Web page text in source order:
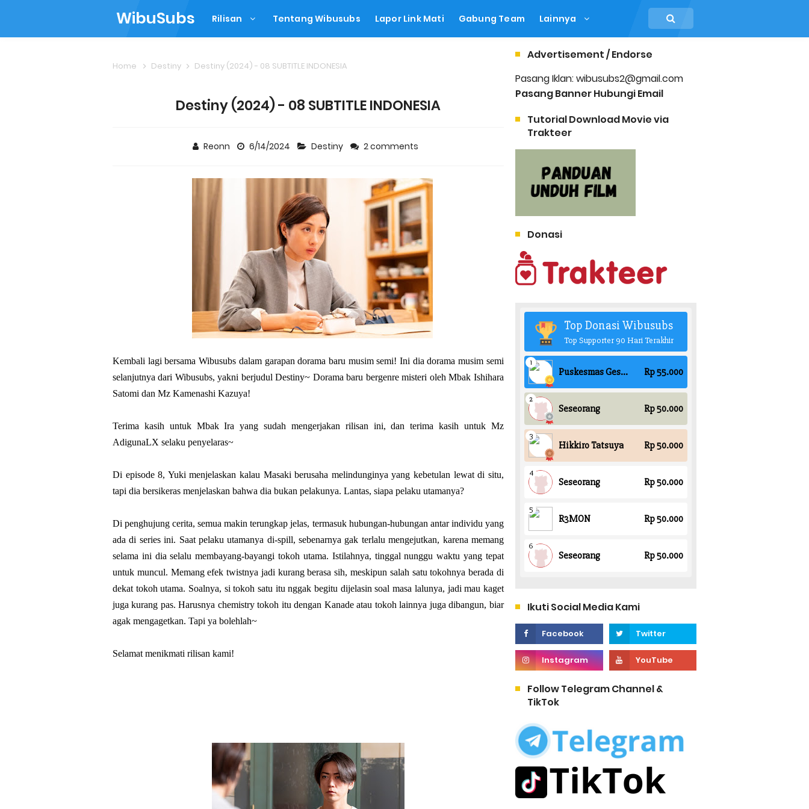
WibuSubs Rilisan Tentang Wibusubs Lapor Link Mati Gabung Team Lainnya
Home Destiny Destiny (2024) - 08 SUBTITLE INDONESIA
Destiny (2024) - 08 SUBTITLE INDONESIA
Reonn 6/14/2024 Destiny 2 comments
Kembali lagi bersama Wibusubs dalam garapan dorama baru musim semi! Ini dia dorama musim semi
selanjutnya dari Wibusubs, yakni berjudulDestiny~ Dorama baru bergenre misteri oleh Mbak Ishihara
Satomi dan Mz Kamenashi Kazuya!
Terima kasih untuk Mbak Ira yang sudah mengerjakan rilisan ini, dan terima kasih untuk Mz
AdigunaLX selaku penyelaras~
Di episode 8, Yuki menjelaskan kalau Masaki berusaha melindunginya yang kebetulan lewat di situ,
tapi dia bersikeras menjelaskan bahwa dia bukan pelakunya. Lantas, siapa pelaku utamanya?
Di penghujung cerita, semua makin terungkap jelas, termasuk hubungan-hubungan antar individu yang
ada di series ini. Saat pelaku utamanya di-spill, sebenarnya gak terlalu mengejutkan, karena memang
selama ini dia selalu membayang-bayangi tokoh utama. Istilahnya, tinggal nunggu waktu yang tepat
untuk muncul. Memang efek twistnya jadi kurang berasa sih, meskipun salah satu tokohnya berada di
dekat tokoh utama. Soalnya, si tokoh satu itu nggak begitu dijelasin soal masa lalunya, jadi mau kaget
juga kurang pas. Harusnya chemistry tokoh itu dengan Kanade atau tokoh lainnya juga dibangun, biar
agak mengagetkan. Tapi ya bolehlah~
Selamat menikmati rilisan kami!
Advertisement / Endorse
Pasang Iklan: wibusubs2@gmail.com
Pasang Banner Hubungi Email
Tutorial Download Movie via
Trakteer
Donasi
Ikuti Social Media Kami
Follow Telegram Channel &
TikTok